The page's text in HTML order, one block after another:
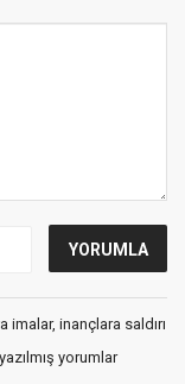
inançlara saldırı
yorumlar